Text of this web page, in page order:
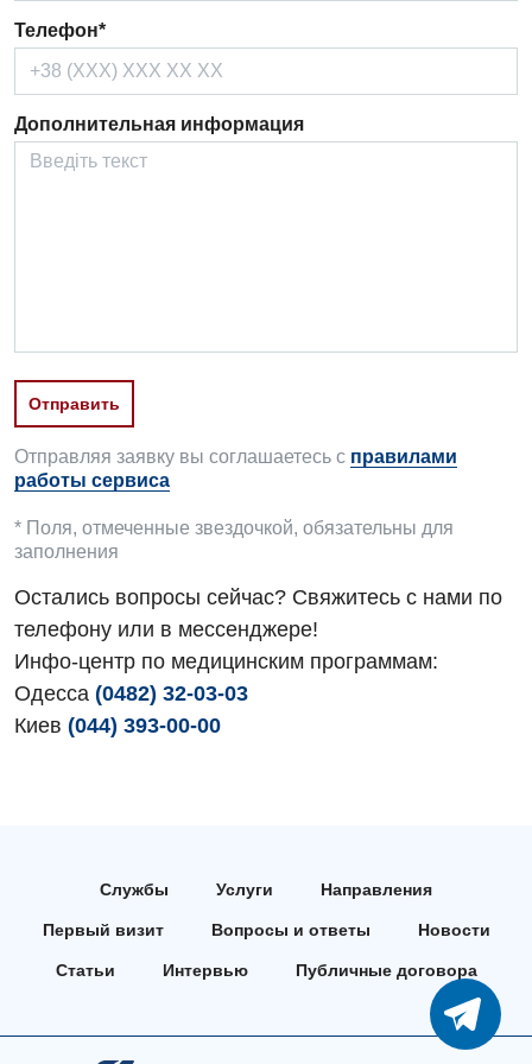
Телефон*
Дополнительная информация
Отправляя заявку вы соглашаетесь с правилами
работы сервиса
* Поля, отмеченные звездочкой, обязательны для
заполнения
Остались вопросы сейчас? Свяжитесь с нами по
телефону или в мессенджере!
Инфо-центр по медицинским программам:
Одесса (0482) 32-03-03
Киев (044) 393-00-00
Службы Услуги Направления
Первый визит Вопросы и ответы Новости
Статьи Интервью Публичные договора